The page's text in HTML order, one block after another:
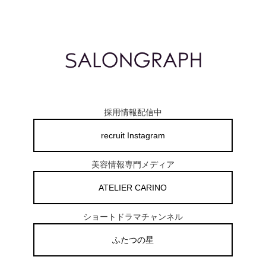
採用情報配信中
recruit Instagram
美容情報専門メディア
ATELIER CARINO
ショートドラマチャンネル
ふたつの星